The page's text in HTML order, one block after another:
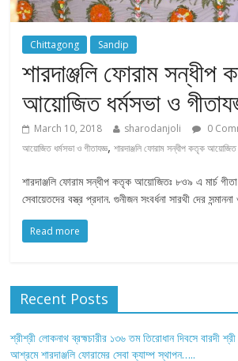
Chittagong Sandip
শারদাঞ্জলি ফোরাম সন্ধীপ
আয়োজিত ধর্মসভা ও
March 10, 2018 sharodanjoli 0
আয়োজিত ধর্মসভা ও গীতাযজ্ঞ,শারদাঞ্জলি ফোরাম সন্ধীপ কতৃক আয়োজিত
শারদাঞ্জলি ফোরাম সন্ধীপ কতৃক আয়োজিতঃ ৮ও৯ এ মার্চ
সেবায়েতদের বস্ত্র প্রদান. গুনীজন সংবর্ধনা সারথী দের সন্মাননা
Read more
Recent Posts
শ্রীশ্রী লোকনাথ ব্রহ্মচারীর ১৩৬ তম তিরোধান দিবসে বারদী
আশ্রমে শারদাঞ্জলি ফোরামের সেবা ক্যাম্প স্থাপন…..